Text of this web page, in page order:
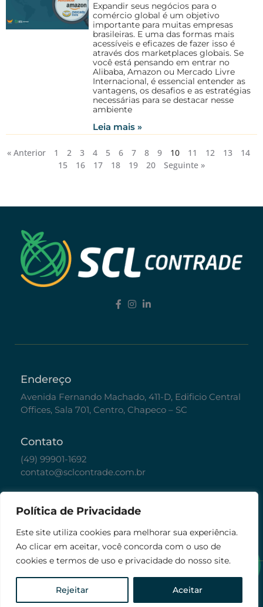
Política de Privacidade
Este site utiliza cookies para melhorar sua experiência.
Ao clicar em aceitar, você concorda com o uso de
cookies e termos de uso e privacidade do nosso site.
Rejeitar Aceitar
Expandir seus negócios para o
comércio global é um objetivo
importante para muitas empresas
brasileiras. E uma das formas mais
acessíveis e eficazes de fazer isso é
através dos marketplaces globais. Se
você está pensando em entrar no
Alibaba, Amazon ou Mercado Livre
Internacional, é essencial entender as
vantagens, os desafios e as estratégias
necessárias para se destacar nesse
ambiente
Leia mais »
« Anterior 1 2 3 4 5 6 7 8 9 10 11 12 13
14
15
16 17 18 19 20 Seguinte »
Endereço
Avenida Fernando Machado, 411-D, Edificio Central
Offices, Sala 701, Centro, Chapeco – SC
Contato
(49) 99901-1692
contato@sclcontrade.com.br
Políticas
Contrade
Marketing